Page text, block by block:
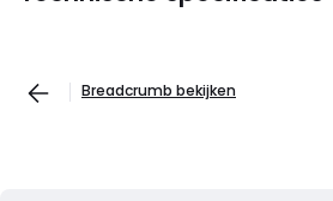
Breadcrumb bekijken